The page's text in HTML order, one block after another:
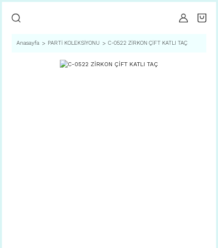
Anasayfa PARTİ KOLEKSİYONU C-0522 ZİRKON ÇİFT KATLI TAÇ